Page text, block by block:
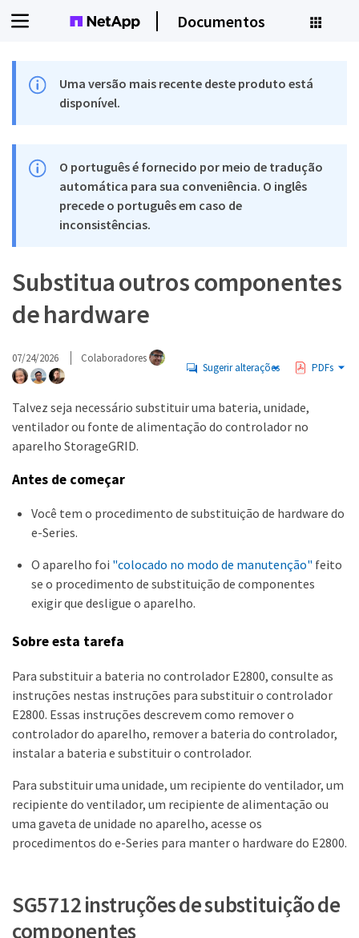
Documentos
Uma versão mais recente deste produto está
disponível.
O português é fornecido por meio de tradução
automática para sua conveniência. O inglês
precede o português em caso de
inconsistências.
Substitua outros componentes
de hardware
07/24/2026 Colaboradores
Sugerir alterações PDFs
Talvez seja necessário substituir uma bateria, unidade,
ventilador ou fonte de alimentação do controlador no
aparelho StorageGRID.
Antes de começar
Você tem o procedimento de substituição de hardware do
e-Series.
O aparelho foi "colocado no modo de manutenção" feito
se o procedimento de substituição de componentes
exigir que desligue o aparelho.
Sobre esta tarefa
Para substituir a bateria no controlador E2800, consulte as
instruções nestas instruções para substituir o controlador
E2800. Essas instruções descrevem como remover o
controlador do aparelho, remover a bateria do controlador,
instalar a bateria e substituir o controlador.
Para substituir uma unidade, um recipiente do ventilador, um
recipiente do ventilador, um recipiente de alimentação ou
uma gaveta de unidade no aparelho, acesse os
procedimentos do e-Series para manter o hardware do E2800.
SG5712 instruções de substituição de
componentes